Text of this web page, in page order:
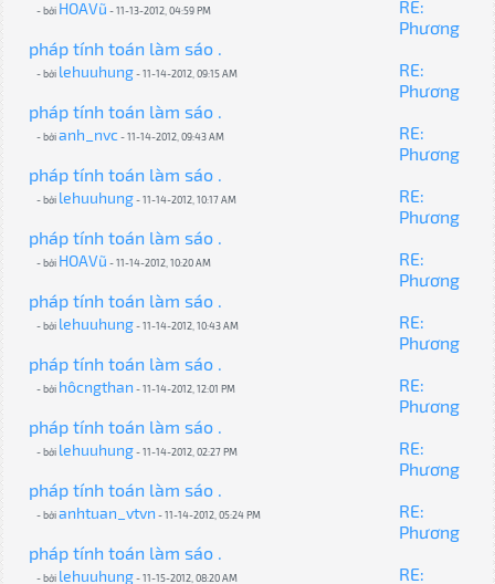
- bởi HOAVũ - 11-13-2012, 04:59 PM
RE:
Phương
pháp tính toán làm sáo .
- bởi lehuuhung- 11-14-2012, 09:15 AM
RE:
Phương
pháp tính toán làm sáo .
- bởianh_nvc- 11-14-2012, 09:43 AM
RE:
Phương
pháp tính toán làm sáo .
- bởi lehuuhung- 11-14-2012, 10:17 AM
RE:
Phương
pháp tính toán làm sáo .
- bởi HOAVũ - 11-14-2012, 10:20 AM
RE:
Phương
pháp tính toán làm sáo .
- bởi lehuuhung- 11-14-2012, 10:43 AM
RE:
Phương
pháp tính toán làm sáo .
- bởi hôcngthan - 11-14-2012, 12:01 PM
RE:
Phương
pháp tính toán làm sáo .
- bởi lehuuhung- 11-14-2012, 02:27 PM
RE:
Phương
pháp tính toán làm sáo .
- bởianhtuan_vtvn - 11-14-2012, 05:24 PM
RE:
Phương
pháp tính toán làm sáo .
- bởi lehuuhung- 11-15-2012, 08:20 AM
RE: